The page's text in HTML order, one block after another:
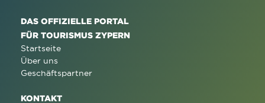
DAS OFFIZIELLE PORTAL
FÜR TOURISMUS ZYPERN
Startseite
Über uns
Geschäftspartner
KONTAKT